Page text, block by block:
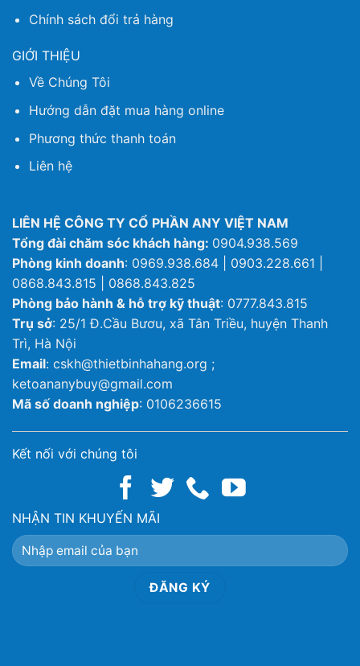
Chính sách đổi trả hàng
GIỚI THIỆU
Về Chúng Tôi
Hướng dẫn đặt mua hàng online
Phương thức thanh toán
Liên hệ
LIÊN HỆ CÔNG TY CỔ PHẦN ANY VIỆT NAM
Tổng đài chăm sóc khách hàng: 0904.938.569
Phòng kinh doanh: 0969.938.684 | 0903.228.661 |
0868.843.815 | 0868.843.825
Phòng bảo hành & hỗ trợ kỹ thuật: 0777.843.815
Trụ sở: 25/1 Đ.Cầu Bươu, xã Tân Triều, huyện Thanh
Trì, Hà Nội
Email: cskh@thietbinhahang.org ;
ketoananybuy@gmail.com
Mã số doanh nghiệp: 0106236615
Kết nối với chúng tôi
NHẬN TIN KHUYẾN MÃI